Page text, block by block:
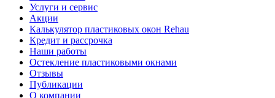
Услуги и сервис
Акции
Калькулятор пластиковых окон Rehau
Кредит и рассрочка
Наши работы
Остекление пластиковыми окнами
Отзывы
Публикации
О компании